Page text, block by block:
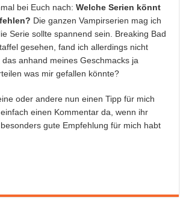
bei Euch nach:Welche Serien könnt
Die ganzen Vampirserien mag ich
Serie sollte spannend sein. Breaking Bad
gesehen, fand ich allerdings nicht
anhand meines Geschmacks ja
was mir gefallen könnte?
oder andere nun einen Tipp für mich
einen Kommentar da, wenn ihr
gute Empfehlung für mich habt